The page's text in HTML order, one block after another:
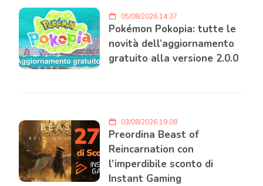
05/08/2026 14:37
Pokémon Pokopia: tutte le
novità dell’aggiornamento
gratuito alla versione 2.0.0
03/08/2026 19:08
Preordina Beast of
Reincarnation con
l’imperdibile sconto di
Instant Gaming